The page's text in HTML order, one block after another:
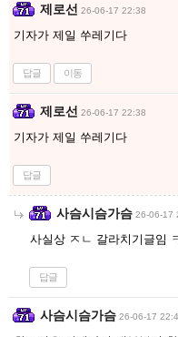
제로선 26-06-17 22:38
기자가 제일 쑤레기다
답글 이동
제로선 26-06-17 22:38
기자가 제일 쑤레기다
답글
사슴시슴가슴 26-06-17
사실상 ㅈㄴ 갈라치기글임
답글
사슴시슴가슴 26-06-17